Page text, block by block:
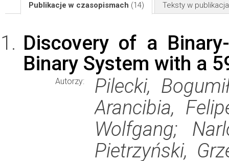
Publikacje w czasopismach (14) Teksty w
Discovery of a
Binary System with a
Autorzy:
Pilecki,
Arancibia,
Wolfgang;
Pietrzyński,